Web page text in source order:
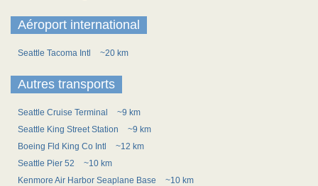
Aéroport international
Seattle Tacoma Intl ~20 km
Autres transports
Seattle Cruise Terminal
~9 km
Seattle King Street Station
~9 km
Boeing Fld King Co Intl
~12 km
Seattle Pier 52
~10 km
Kenmore Air Harbor Seaplane Base
~10 km